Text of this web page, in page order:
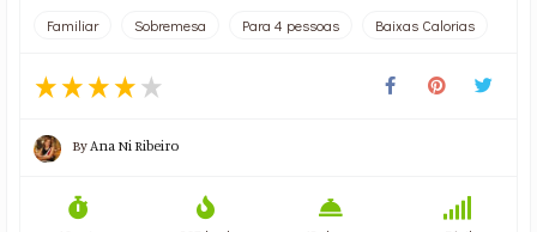
Familiar Sobremesa Para 4 pessoas Baixas Calorias
By Ana Ni Ribeiro